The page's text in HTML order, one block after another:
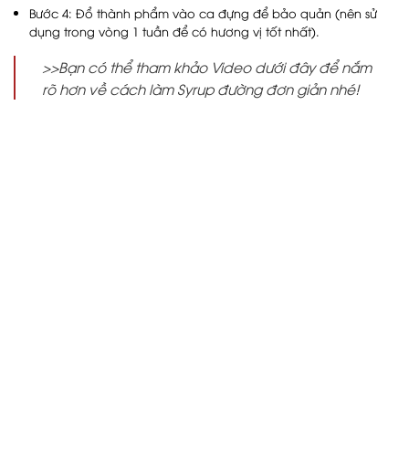
Bước 4: Đổ thành phẩm vào ca đựng để bảo quản (nên sử
dụng trong vòng 1 tuần để có hương vị tốt nhất).
>>Bạn có thể tham khảo Video dưới đây để nắm
rõ hơn về cách làm Syrup đường đơn giản nhé!